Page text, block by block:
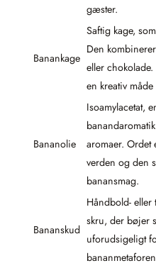
gæster.
Banankage
Saftig kage,
Den
eller
en kreativ
Bananolie
Isoamylacetat,
aromaer. Ordet
verden og den
banansmag.
Bananskud
Håndbold- eller
skru, der bøjer
uforudsigeligt